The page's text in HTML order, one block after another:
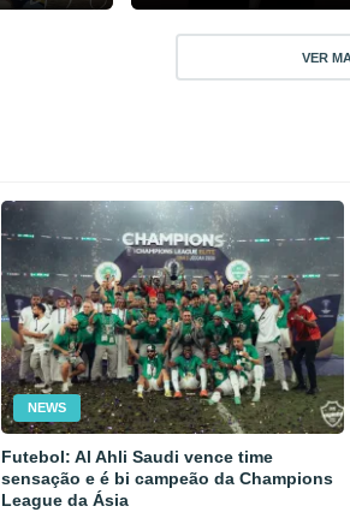
VER
NEWS
Futebol: Al Ahli Saudi vence time
sensação e é bi campeão da Champions
League da Ásia